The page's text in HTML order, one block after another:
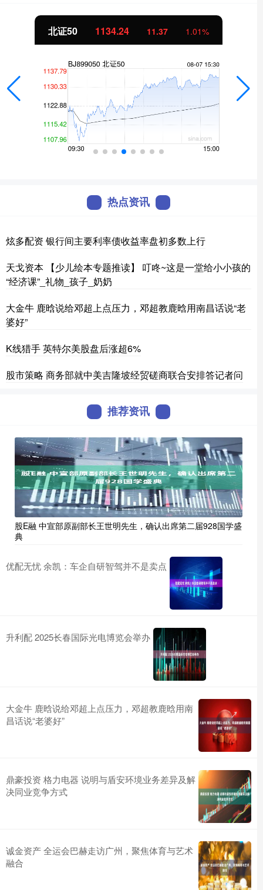
北证50 1134.24 11.37 1.01%
热点资讯
炫多配资 银行间主要利率债收益率盘初多数上行
天戈资本 【少儿绘本专题推读】 叮咚~这是一堂给小小孩的
“经济课”_礼物_孩子_奶奶
大金牛 鹿晗说给邓超上点压力，邓超教鹿晗用南昌话说“老
婆好”
K线猎手 英特尔美股盘后涨超6%
股市策略 商务部就中美吉隆坡经贸磋商联合安排答记者问
推荐资讯
股E融 中宣部原副部长王世明先生，确认出席第二届928国学盛
典
优配无忧 余凯：车企自研智驾并不是卖点
升利配 2025长春国际光电博览会举办
大金牛 鹿晗说给邓超上点压力，邓超教鹿晗用南
昌话说“老婆好”
鼎豪投资 格力电器 说明与盾安环境业务差异及解
决同业竞争方式
诚金资产 全运会巴赫走访广州，聚焦体育与艺术
融合